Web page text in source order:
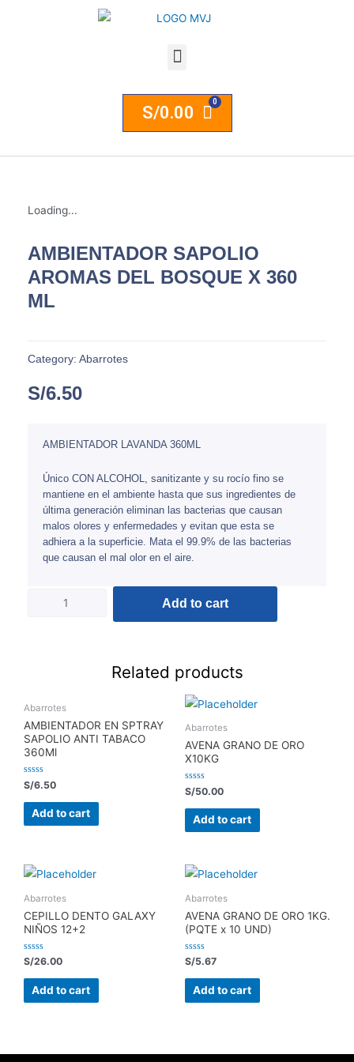
S/0.00
Loading...
AMBIENTADOR SAPOLIO
AROMAS DEL BOSQUE X 360
ML
Category: Abarrotes
S/6.50
AMBIENTADOR LAVANDA 360ML
Único CON ALCOHOL, sanitizante y su rocío fino se
mantiene en el ambiente hasta que sus ingredientes de
última generación eliminan las bacterias que causan
malos olores y enfermedades y evitan que esta se
adhiera a la superficie. Mata el 99.9% de las bacterias
que causan el mal olor en el aire.
Add to cart
Related products
Abarrotes
AMBIENTADOR EN SPTRAY
SAPOLIO ANTI TABACO
360Ml
Rated
0
out
S/6.50
Add to cart
Abarrotes
AVENA GRANO DE ORO
X10KG
Rated
0
out
S/50.00
Add to cart
Abarrotes
CEPILLO DENTO GALAXY
NIÑOS 12+2
Rated
out
S/26.00
Add to cart
Abarrotes
AVENA GRANO DE ORO 1KG.
(PQTE x 10 UND)
Rated
out
S/5.67
Add to cart